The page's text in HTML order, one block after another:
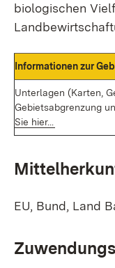
biologischen
Informationen zur
Unterlagen (Karten,
Gebietsabgrenzung
Sie hier...
EU, Bund, Land